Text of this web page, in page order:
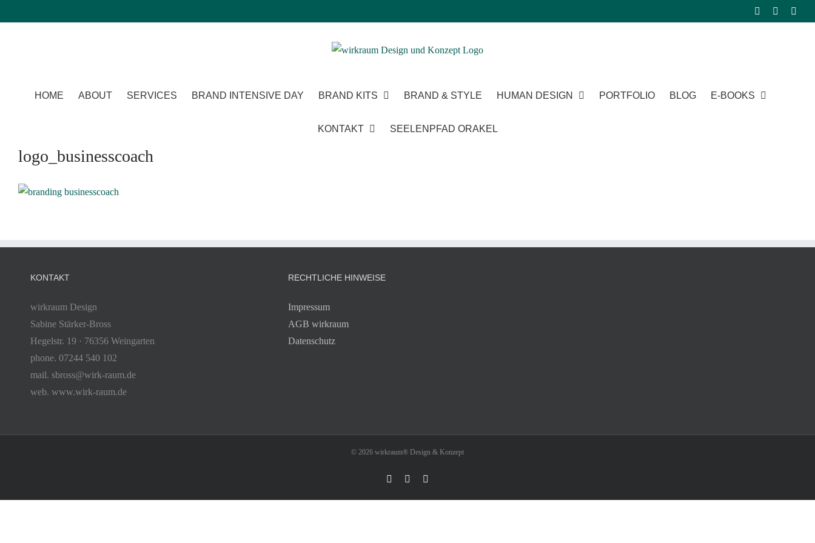
Inhalt
FacebookInstagram
HOME ABOUT SERVICES BRAND INTENSIVE DAY BRAND KITS BRAND & STYLE HUMAN DESIGN PORTFOLIO BLOG E-BOOKS
KONTAKT SEELENPFAD ORAKEL
logo_businesscoach
KONTAKT
wirkraum Design
Sabine Stärker-Bross
Hegelstr. 19 · 76356 Weingarten
phone. 07244 540 102
mail. sbross@wirk-raum.de
web. www.wirk-raum.de
RECHTLICHE HINWEISE
Impressum
AGB wirkraum
Datenschutz
© 2026 wirkraum® Design & Konzept
FacebookInstagram